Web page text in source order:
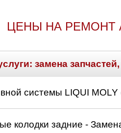
ЦЕНЫ НА РЕМОНТ
замена
системы LIQUI MOLY
колодки задние -